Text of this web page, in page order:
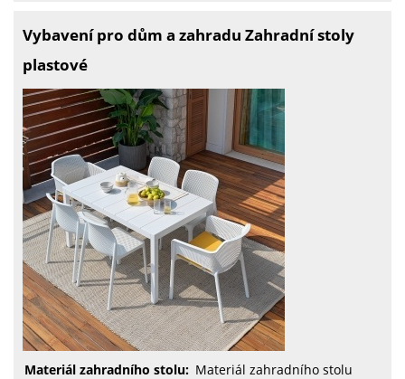
Vybavení pro dům a zahradu Zahradní stoly
plastové
Materiál zahradního stolu: Materiál zahradního stolu